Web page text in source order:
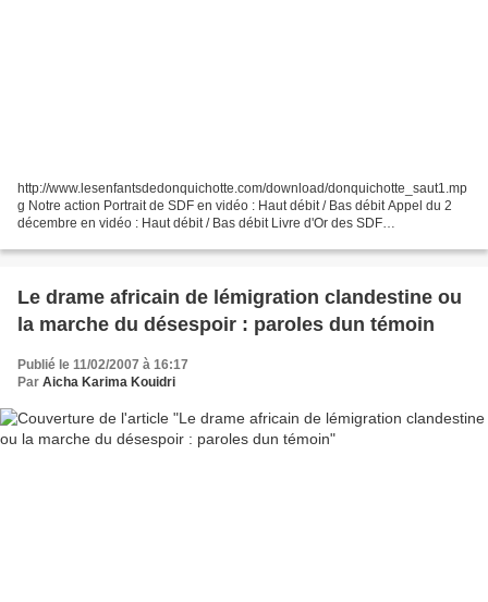
http://www.lesenfantsdedonquichotte.com/download/donquichotte_saut1.mp
g Notre action Portrait de SDF en vidéo : Haut débit / Bas débit Appel du 2
décembre en vidéo : Haut débit / Bas débit Livre d'Or des SDF
Le drame africain de lémigration clandestine ou
la marche du désespoir : paroles dun témoin
Publié le 11/02/2007 à 16:17
Par Aicha Karima Kouidri